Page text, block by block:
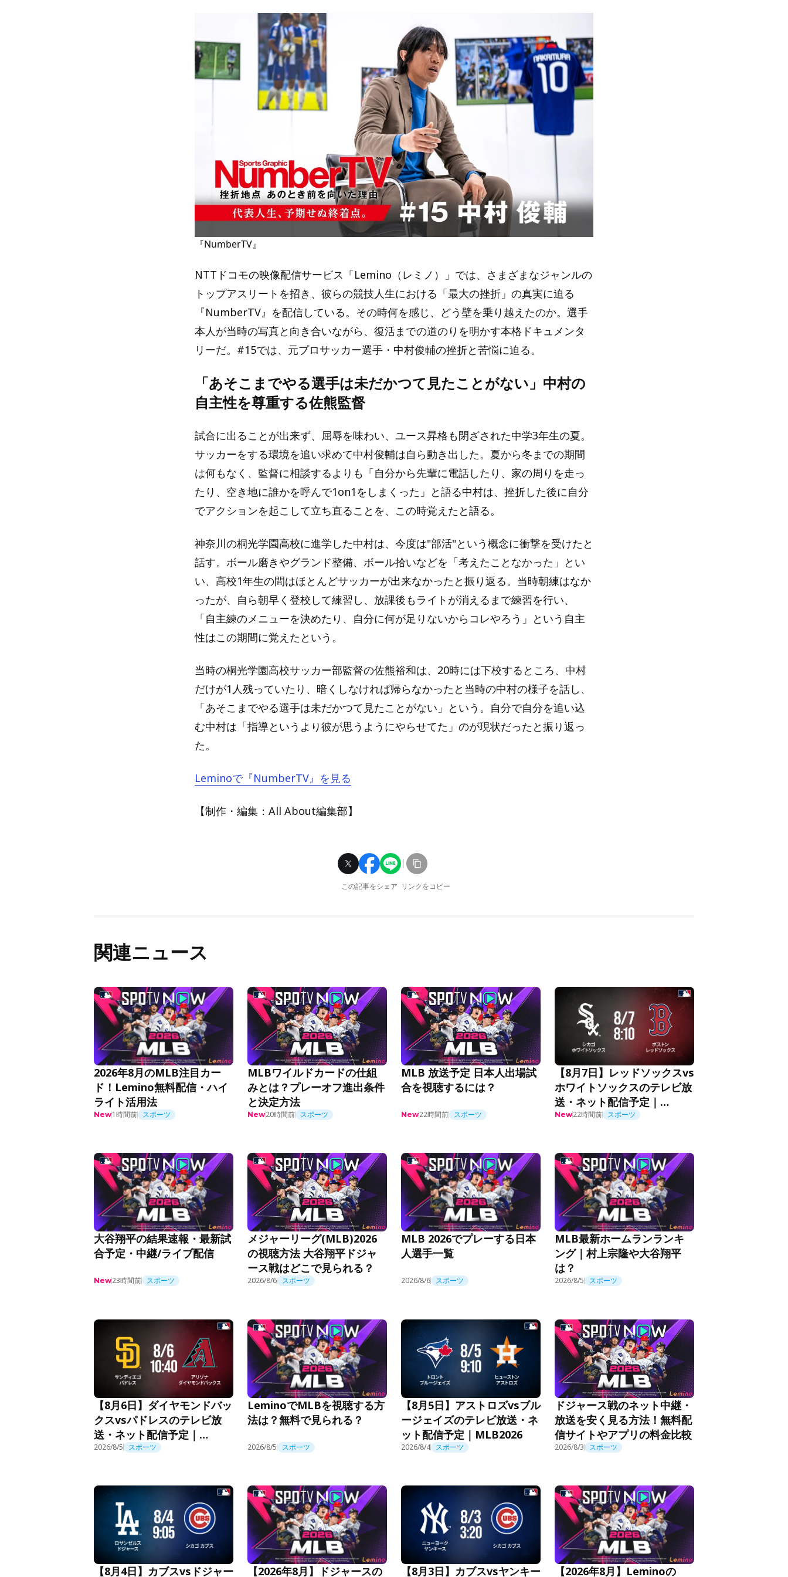
『NumberTV』
NTTドコモの映像配信サービス「Lemino（レミノ）」では、さまざまなジャンルの
トップアスリートを招き、彼らの競技人生における「最大の挫折」の真実に迫る
『NumberTV』を配信している。その時何を感じ、どう壁を乗り越えたのか。選手
本人が当時の写真と向き合いながら、復活までの道のりを明かす本格ドキュメンタ
リーだ。#15では、元プロサッカー選手・中村俊輔の挫折と苦悩に迫る。
「あそこまでやる選手は未だかつて見たことがない」中村の
自主性を尊重する佐熊監督
試合に出ることが出来ず、屈辱を味わい、ユース昇格も閉ざされた中学3年生の夏。
サッカーをする環境を追い求めて中村俊輔は自ら動き出した。夏から冬までの期間
は何もなく、監督に相談するよりも「自分から先輩に電話したり、家の周りを走っ
たり、空き地に誰かを呼んで1on1をしまくった」と語る中村は、挫折した後に自分
でアクションを起こして立ち直ることを、この時覚えたと語る。
神奈川の桐光学園高校に進学した中村は、今度は"部活"という概念に衝撃を受けたと
話す。ボール磨きやグランド整備、ボール拾いなどを「考えたことなかった」とい
い、高校1年生の間はほとんどサッカーが出来なかったと振り返る。当時朝練はなか
ったが、自ら朝早く登校して練習し、放課後もライトが消えるまで練習を行い、
「自主練のメニューを決めたり、自分に何が足りないからコレやろう」という自主
性はこの期間に覚えたという。
当時の桐光学園高校サッカー部監督の佐熊裕和は、20時には下校するところ、中村
だけが1人残っていたり、暗くしなければ帰らなかったと当時の中村の様子を話し、
「あそこまでやる選手は未だかつて見たことがない」という。自分で自分を追い込
む中村は「指導というより彼が思うようにやらせてた」のが現状だったと振り返っ
た。
Leminoで『NumberTV』を見る
【制作・編集：All About編集部】
この記事をシェア リンクをコピー
関連ニュース
2026年8月のMLB注目カー
ド！Lemino無料配信・ハイ
ライト活用法
New1時間前 スポーツ
MLBワイルドカードの仕組
みとは？プレーオフ進出条件
と決定方法
New20時間前 スポーツ
MLB 放送予定 日本人出場試
合を視聴するには？
New22時間前 スポーツ
【8月7日】レッドソックスvs
ホワイトソックスのテレビ放
送・ネット配信予定｜
MLB2026
New22時間前 スポーツ
大谷翔平の結果速報・最新試
合予定・中継/ライブ配信
New23時間前 スポーツ
メジャーリーグ(MLB)2026
の視聴方法 大谷翔平ドジャ
ース戦はどこで見られる？
2026/8/6 スポーツ
MLB 2026でプレーする日本
人選手一覧
2026/8/6 スポーツ
MLB最新ホームランランキ
ング｜村上宗隆や大谷翔平
は？
2026/8/5 スポーツ
【8月6日】ダイヤモンドバッ
クスvsパドレスのテレビ放
送・ネット配信予定｜
MLB2026
2026/8/5 スポーツ
LeminoでMLBを視聴する方
法は？無料で見られる？
2026/8/5 スポーツ
【8月5日】アストロズvsブル
ージェイズのテレビ放送・ネ
ット配信予定｜MLB2026
2026/8/4 スポーツ
ドジャース戦のネット中継・
放送を安く見る方法！無料配
信サイトやアプリの料金比較
2026/8/3 スポーツ
【8月4日】カブスvsドジャー 【2026年8月】ドジャースの 【8月3日】カブスvsヤンキー 【2026年8月】Leminoの